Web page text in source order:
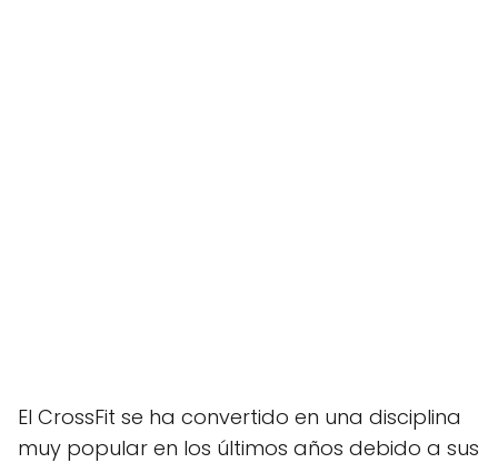
El CrossFit se ha convertido en una disciplina
muy popular en los últimos años debido a sus